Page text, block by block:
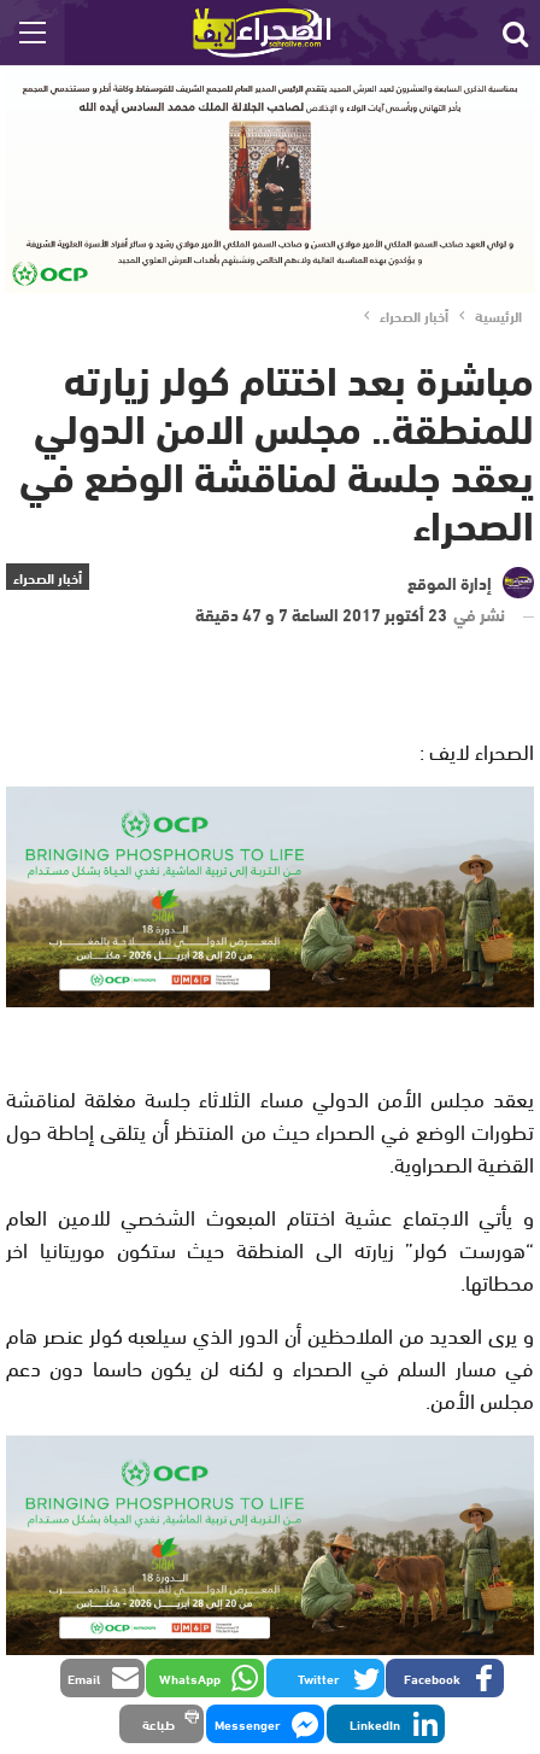
الرئيسية أخبار الصحراء
مباشرة بعد اختتام كولر زيارته
للمنطقة.. مجلس الامن الدولي
يعقد جلسة لمناقشة الوضع في
الصحراء
أخبار الصحراء
إدارة الموقع
نشر في 23 أكتوبر 2017 الساعة 7 و 47 دقيقة
الصحراء لايف :
يعقد مجلس الأمن الدولي مساء الثلاثاء جلسة مغلقة لمناقشة
تطورات الوضع في الصحراء حيث من المنتظر أن يتلقى إحاطة حول
القضية الصحراوية.
و يأتي الاجتماع عشية اختتام المبعوث الشخصي للامين العام
“هورست كولر” زيارته الى المنطقة حيث ستكون موريتانيا اخر
محطاتها.
و يرى العديد من الملاحظين أن الدور الذي سيلعبه كولر عنصر هام
في مسار السلم في الصحراء و لكنه لن يكون حاسما دون دعم
مجلس الأمن.
Facebook
Twitter
WhatsApp
Email
LinkedIn
Messenger طباعة